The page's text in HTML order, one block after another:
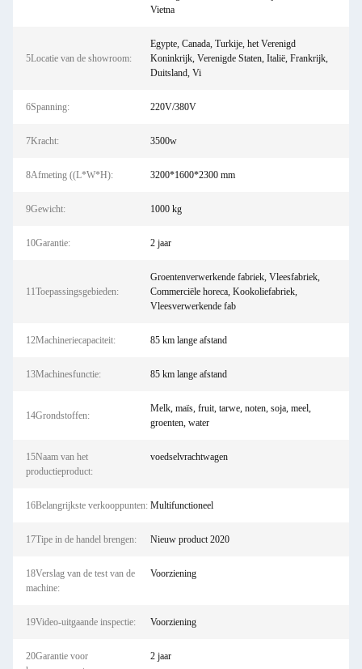
Vietna
5Locatie van de showroom:
Egypte, Canada, Turkije, het Verenigd
Koninkrijk, Verenigde Staten, Italië, Frankrijk,
Duitsland, Vi
6Spanning: 220V/380V
7Kracht: 3500w
8Afmeting ((L*W*H): 3200*1600*2300 mm
9Gewicht: 1000 kg
10Garantie: 2 jaar
11Toepassingsgebieden:
Groentenverwerkende fabriek, Vleesfabriek,
Commerciële horeca, Kookoliefabriek,
Vleesverwerkende fab
12Machineriecapaciteit: 85 km lange afstand
13Machinesfunctie: 85 km lange afstand
14Grondstoffen:
Melk, maïs, fruit, tarwe, noten, soja, meel,
groenten, water
15Naam van het
productieproduct:
voedselvrachtwagen
16Belangrijkste verkooppunten: Multifunctioneel
17Tipe in de handel brengen: Nieuw product 2020
18Verslag van de test van de
machine:
Voorziening
19Video-uitgaande inspectie: Voorziening
20Garantie voor
2 jaar